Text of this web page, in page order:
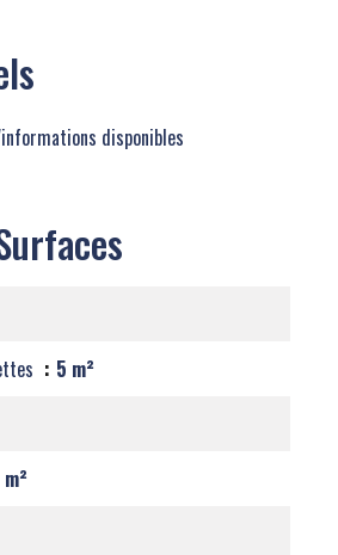
disponibles
5 m²